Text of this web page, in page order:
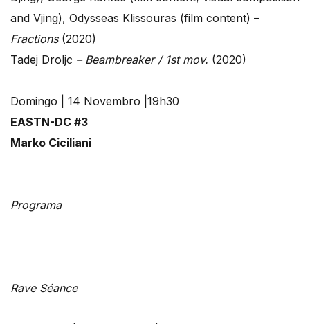
and Vjing), Odysseas Klissouras (film content) –
Fractions (2020)
Tadej Droljc – Beambreaker / 1st mov. (2020)
Domingo | 14 Novembro |19h30
EASTN-DC #3
Marko Ciciliani
Programa
Rave Séance